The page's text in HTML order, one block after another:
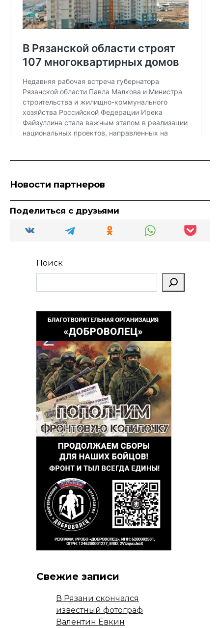
Новости партнеров
Поделиться с друзьями
Поиск
Свежие записи
В Рязани скончался
известный фотограф
Валентин Евкин